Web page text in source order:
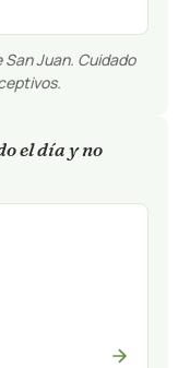
Juan. Cuidado
el día y no